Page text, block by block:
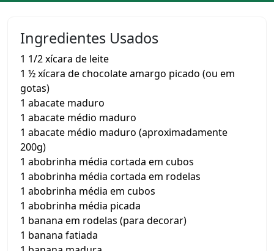
Ingredientes Usados
1 1/2 xícara de leite
1 ½ xícara de chocolate amargo picado (ou em
gotas)
1 abacate maduro
1 abacate médio maduro
1 abacate médio maduro (aproximadamente
200g)
1 abobrinha média cortada em cubos
1 abobrinha média cortada em rodelas
1 abobrinha média em cubos
1 abobrinha média picada
1 banana em rodelas (para decorar)
1 banana fatiada